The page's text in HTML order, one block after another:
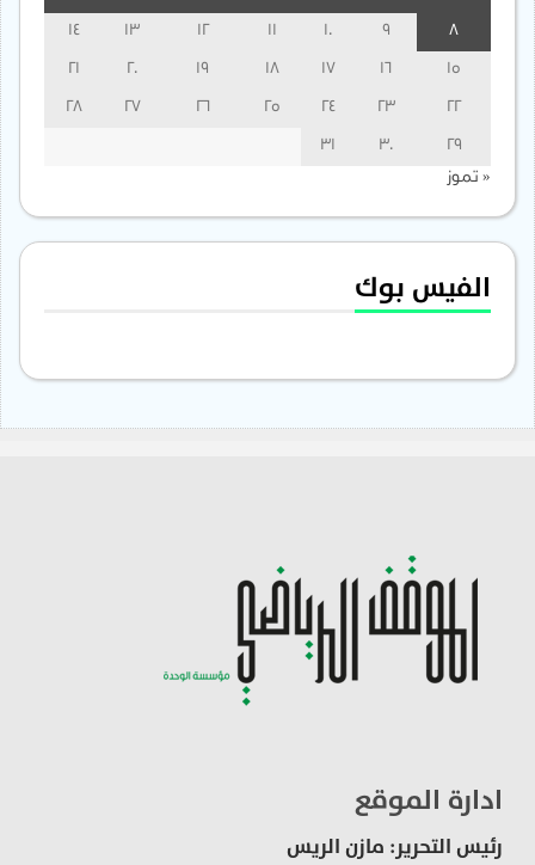
13
14
15
16
17
18
19
20
21
22
23
24
25
26
27
28
29
30
31
« تموز
الفيس بوك
ادارة الموقع
رئيس التحرير: مازن الريس